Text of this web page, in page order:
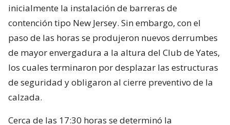
inicialmente la instalación de barreras de
contención tipo New Jersey. Sin embargo, con el
paso de las horas se produjeron nuevos derrumbes
de mayor envergadura a la altura del Club de Yates,
los cuales terminaron por desplazar las estructuras
de seguridad y obligaron al cierre preventivo de la
calzada.
Cerca de las 17:30 horas se determinó la